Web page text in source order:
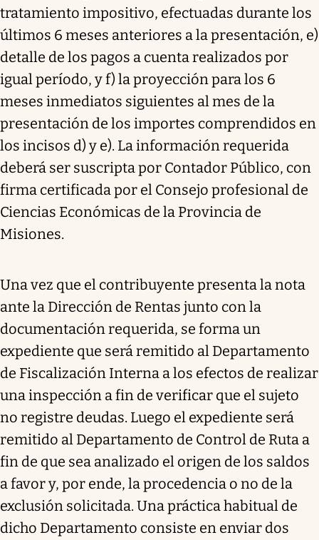
tratamiento impositivo, efectuadas durante los
últimos 6 meses anteriores a la presentación, e)
detalle de los pagos a cuenta realizados por
igual período, y f) la proyección para los 6
meses inmediatos siguientes al mes de la
presentación de los importes comprendidos en
los incisos d) y e). La información requerida
deberá ser suscripta por Contador Público, con
firma certificada por el Consejo profesional de
Ciencias Económicas de la Provincia de
Misiones.
Una vez que el contribuyente presenta la nota
ante la Dirección de Rentas junto con la
documentación requerida, se forma un
expediente que será remitido al Departamento
de Fiscalización Interna a los efectos de realizar
una inspección a fin de verificar que el sujeto
no registre deudas. Luego el expediente será
remitido al Departamento de Control de Ruta a
fin de que sea analizado el origen de los saldos
a favor y, por ende, la procedencia o no de la
exclusión solicitada. Una práctica habitual de
dicho Departamento consiste en enviar dos